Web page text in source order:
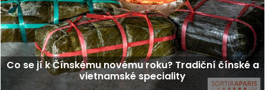
Co se jí k Čínskému novému roku? Tradiční čínské a
vietnamské speciality